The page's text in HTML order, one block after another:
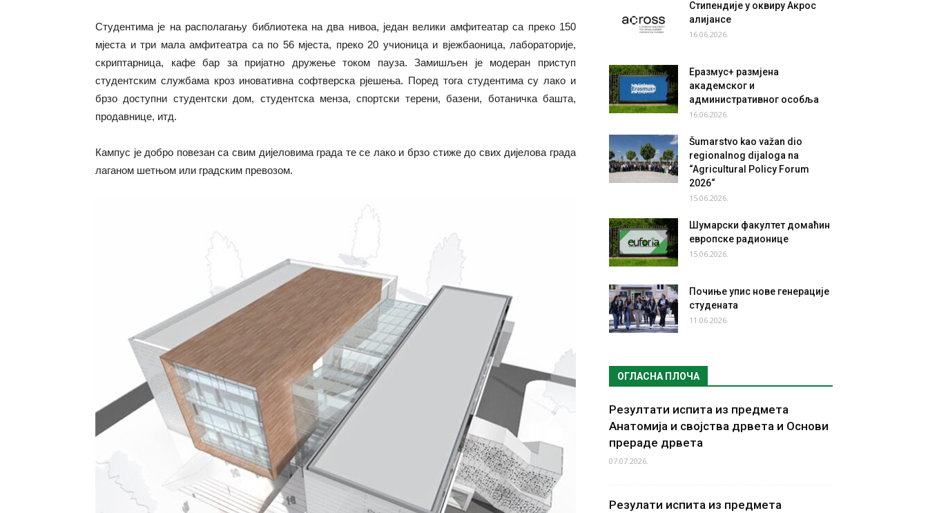
Студентима је на располагању библиотека на два нивоа, један велики амфитеатар са преко 150
мјеста и три мала амфитеатра са по 56 мјеста, преко 20 учионица и вјежбаоница, лабораторије,
скриптарница, кафе бар за пријатно дружење током пауза. Замишљен је модеран приступ
студентским службама кроз иновативна софтверска рјешења. Поред тога студентима су лако и
брзо доступни студентски дом, студентска менза, спортски терени, базени, ботаничка башта,
продавнице, итд.
Кампус је добро повезан са свим дијеловима града те се лако и брзо стиже до свих дијелова града
лаганом шетњом или градским превозом.
Стипендије у оквиру Акрос
алијансе
16.06.2026.
Еразмус+ размјена
академског и
административног особља
16.06.2026.
Šumarstvo kao važan dio
regionalnog dijaloga na
“Agricultural Policy Forum
2026“
15.06.2026.
Шумарски факултет домаћин
европске радионице
15.06.2026.
Почиње упис нове генерације
студената
11.06.2026.
ОГЛАСНА ПЛОЧА
Резултати испита из предмета
Анатомија и својства дрвета и Основи
прераде дрвета
07.07.2026.
Резулати испита из предмета